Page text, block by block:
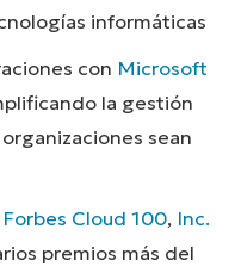
informáticas
con Microsoft
la gestión
sean
Forbes Cloud 100, Inc.
premios más del